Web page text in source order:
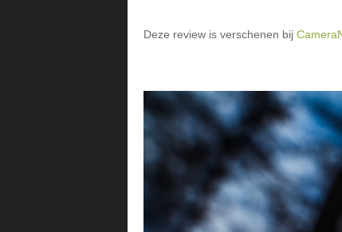
Deze review is verschenen bij